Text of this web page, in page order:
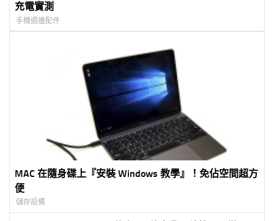
充電實測
手機週邊配件
MAC 在隨身碟上『安裝 Windows 教學』！免佔空間超方
便
儲存設備